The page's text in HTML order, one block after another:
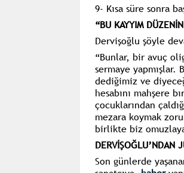
9- Kısa süre sonra
“BU KAYYIM
Dervişoğlu şöyle
“Bunlar, bir avuç
sermaye
dediğimiz ve
hesabını mahşere
çocuklarından
mezara koymak
birlikte biz
DERVİŞOĞLU’NDAN
Son günlerde